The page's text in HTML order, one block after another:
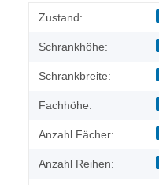
Zustand:
Schrankhöhe:
Schrankbreite:
Fachhöhe:
Anzahl Fächer:
Anzahl Reihen: